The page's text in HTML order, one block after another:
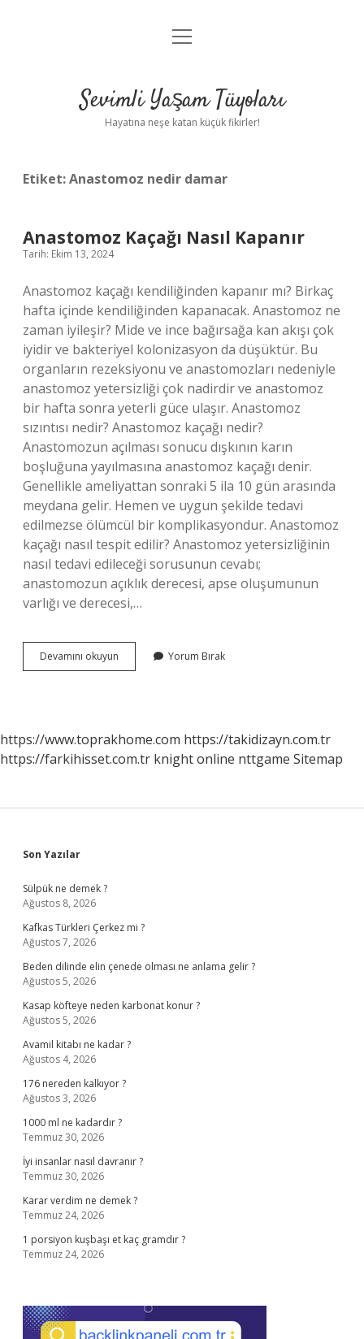
Anasayfa
Yasal Uyarı
menüyü
Sevimli Yaşam Tüyoları
Hayatına neşe katan küçük fikirler!
Etiket:Anastomoz nedir damar
Anastomoz Kaçağı Nasıl Kapanır
Tarih: Ekim 13, 2024
Anastomoz kaçağı kendiliğinden kapanır mı? Birkaç
hafta içinde kendiliğinden kapanacak. Anastomoz ne
zaman iyileşir? Mide ve ince bağırsağa kan akışı çok
iyidir ve bakteriyel kolonizasyon da düşüktür. Bu
organların rezeksiyonu ve anastomozları nedeniyle
anastomoz yetersizliği çok nadirdir ve anastomoz
bir hafta sonra yeterli güce ulaşır. Anastomoz
sızıntısı nedir? Anastomoz kaçağı nedir?
Anastomozun açılması sonucu dışkının karın
boşluğuna yayılmasına anastomoz kaçağı denir.
Genellikle ameliyattan sonraki 5 ila 10 gün arasında
meydana gelir. Hemen ve uygun şekilde tedavi
edilmezse ölümcül bir komplikasyondur. Anastomoz
kaçağı nasıl tespit edilir? Anastomoz yetersizliğinin
nasıl tedavi edileceği sorusunun cevabı;
anastomozun açıklık derecesi, apse oluşumunun
varlığı ve derecesi,…
Devamını okuyun Anastomoz
Kaçağı
Yorum Bırak
https://www.toprakhome.com https://takidizayn.com.tr
https://farkihisset.com.tr knight online nttgame Sitemap
Sidebar
Son Yazılar
Sülpük ne demek ?
Ağustos 8, 2026
Kafkas Türkleri Çerkez mi ?
Ağustos 7, 2026
Beden dilinde elin çenede olması ne anlama gelir ?
Ağustos 5, 2026
Kasap köfteye neden karbonat konur ?
Ağustos 5, 2026
Avamil kitabı ne kadar ?
Ağustos 4, 2026
176 nereden kalkıyor ?
Ağustos 3, 2026
1000 ml ne kadardır ?
Temmuz 30, 2026
İyi insanlar nasıl davranır ?
Temmuz 30, 2026
Karar verdim ne demek ?
Temmuz 24, 2026
1 porsiyon kuşbaşı et kaç gramdır ?
Temmuz 24, 2026